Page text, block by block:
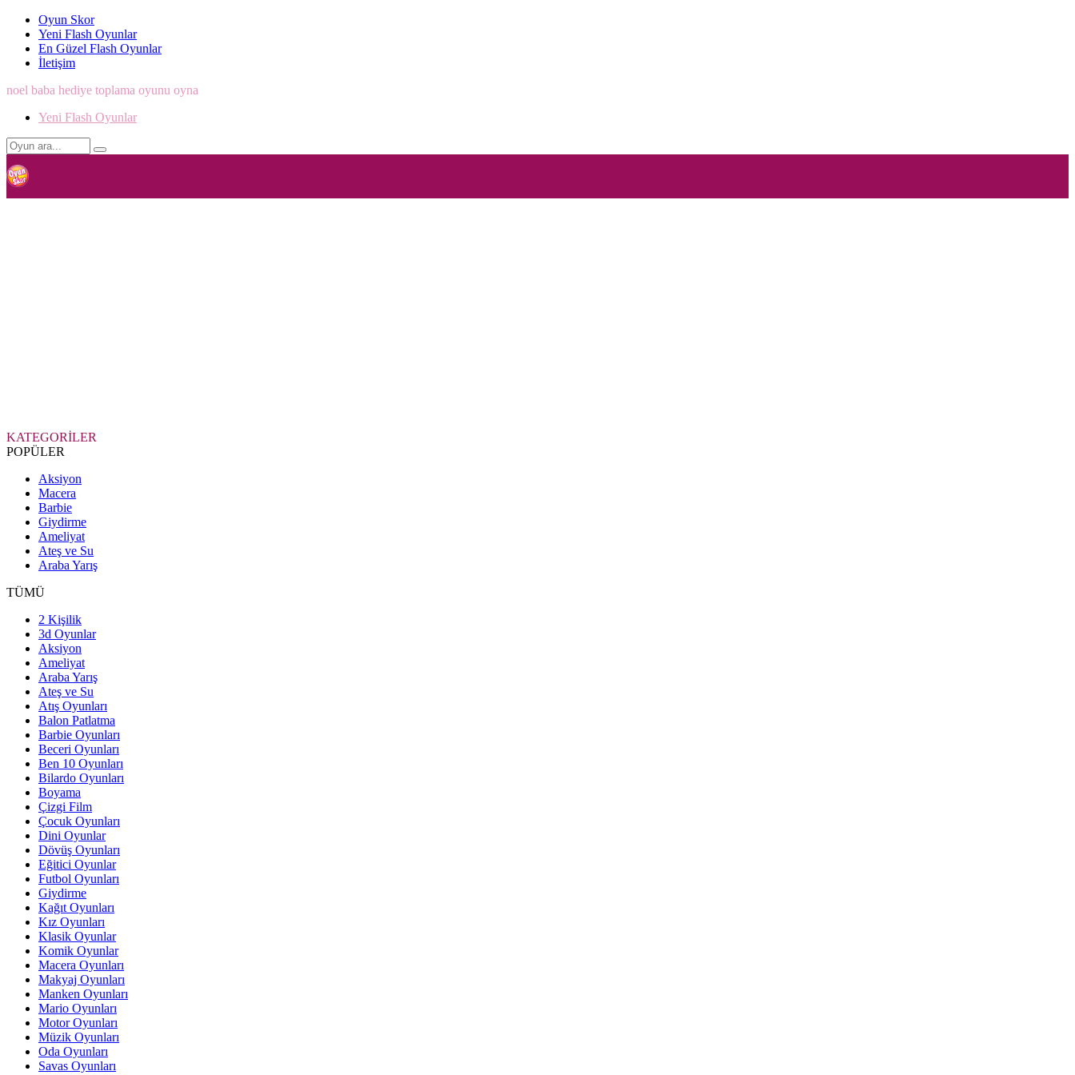
Oyun Skor
Yeni Flash Oyunlar
En Güzel Flash Oyunlar
İletişim
noel baba hediye toplama oyunu oyna
Yeni Flash Oyunlar
KATEGORİLER
POPÜLER
Aksiyon
Macera
Barbie
Giydirme
Ameliyat
Ateş ve Su
Araba Yarış
TÜMÜ
2 Kişilik
3d Oyunlar
Aksiyon
Ameliyat
Araba Yarış
Ateş ve Su
Atış Oyunları
Balon Patlatma
Barbie Oyunları
Beceri Oyunları
Ben 10 Oyunları
Bilardo Oyunları
Boyama
Çizgi Film
Çocuk Oyunları
Dini Oyunlar
Dövüş Oyunları
Eğitici Oyunlar
Futbol Oyunları
Giydirme
Kağıt Oyunları
Kız Oyunları
Klasik Oyunlar
Komik Oyunlar
Macera Oyunları
Makyaj Oyunları
Manken Oyunları
Mario Oyunları
Motor Oyunları
Müzik Oyunları
Oda Oyunları
Savas Oyunları